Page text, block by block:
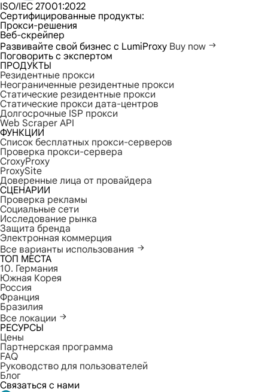
ISO/IEC 27001:2022
Сертифицированные продукты:
Прокси-решения
Веб-скрейпер
Развивайте свой бизнес с LumiProxy Buy now
Поговорить с экспертом
ПРОДУКТЫ
Резидентные прокси
Неограниченные резидентные прокси
Статические резидентные прокси
Статические прокси дата-центров
Долгосрочные ISP прокси
Web Scraper API
ФУНКЦИИ
Список бесплатных прокси-серверов
Проверка прокси-сервера
CroxyProxy
ProxySite
Доверенные лица от провайдера
СЦЕНАРИИ
Проверка рекламы
Социальные сети
Исследование рынка
Защита бренда
Электронная коммерция
Все варианты использования
ТОП МЕСТА
10. Германия
Южная Корея
Россия
Франция
Бразилия
Все локации
РЕСУРСЫ
Цены
Партнерская программа
FAQ
Руководство для пользователей
Блог
Связаться с нами